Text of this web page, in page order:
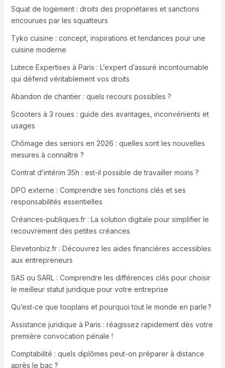
Squat de logement : droits des propriétaires et sanctions
encourues par les squatteurs
Tyko cuisine : concept, inspirations et tendances pour une
cuisine moderne
Lutece Expertises à Paris : L’expert d’assuré incontournable
qui défend véritablement vos droits
Abandon de chantier : quels recours possibles ?
Scooters à 3 roues : guide des avantages, inconvénients et
usages
Chômage des seniors en 2026 : quelles sont les nouvelles
mesures à connaître ?
Contrat d’intérim 35h : est-il possible de travailler moins ?
DPO externe : Comprendre ses fonctions clés et ses
responsabilités essentielles
Créances-publiques.fr : La solution digitale pour simplifier le
recouvrement des petites créances
Elevetonbiz.fr : Découvrez les aides financières accessibles
aux entrepreneurs
SAS ou SARL : Comprendre les différences clés pour choisir
le meilleur statut juridique pour votre entreprise
Qu’est‑ce que tooplans et pourquoi tout le monde en parle ?
Assistance juridique à Paris : réagissez rapidement dès votre
première convocation pénale !
Comptabilité : quels diplômes peut-on préparer à distance
après le bac ?